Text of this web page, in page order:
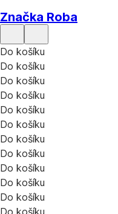
Značka Roba
Do košíku
Do košíku
Do košíku
Do košíku
Do košíku
Do košíku
Do košíku
Do košíku
Do košíku
Do košíku
Do košíku
Do košíku